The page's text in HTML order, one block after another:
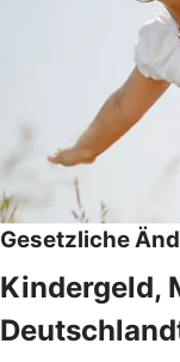
Gesetzliche
Kindergeld,